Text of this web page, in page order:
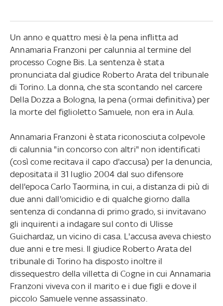
Un anno e quattro mesi è la pena inflitta ad
Annamaria Franzoni per calunnia al termine del
processo Cogne Bis. La sentenza è stata
pronunciata dal giudice Roberto Arata del tribunale
di Torino. La donna, che sta scontando nel carcere
Della Dozza a Bologna, la pena (ormai definitiva) per
la morte del figlioletto Samuele, non era in Aula.
Annamaria Franzoni è stata riconosciuta colpevole
di calunnia "in concorso con altri" non identificati
(così come recitava il capo d'accusa) per la denuncia,
depositata il 31 luglio 2004 dal suo difensore
dell'epoca Carlo Taormina, in cui, a distanza di più di
due anni dall'omicidio e di qualche giorno dalla
sentenza di condanna di primo grado, si invitavano
gli inquirenti a indagare sul conto di Ulisse
Guichardaz, un vicino di casa. L'accusa aveva chiesto
due anni e tre mesi. Il giudice Roberto Arata del
tribunale di Torino ha disposto inoltre il
dissequestro della villetta di Cogne in cui Annamaria
Franzoni viveva con il marito e i due figli e dove il
piccolo Samuele venne assassinato.